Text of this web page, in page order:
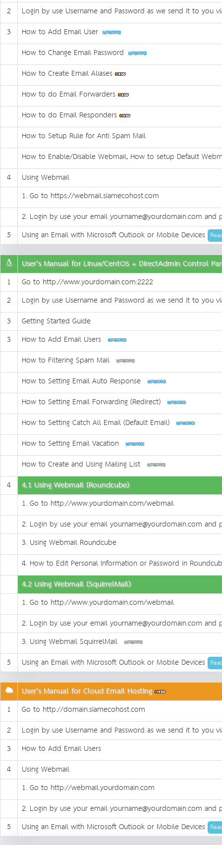
2
Login by use Username and Password as we send it to you
3
How to Add Email User
How to Change Email Password
How to Create Email Aliases
How to do Email Forwarders
How to do Email Responders
How to Setup Rule for Anti Spam Mail
How to Enable/Disable Webmail, How to setup Default
4
Using Webmail
1. Go to https://webmail.siamecohost.com
2. Login by use your email yourname@yourdomain.com
5
Using an Email with Microsoft Outlook or Mobile Devices
User's Manual for Linux/CentOS + DirectAdmin Control
1
Go to http://www.yourdomain.com:2222
2
Login by use Username and Password as we send it to you
3
Getting Started Guide
3
How to Add Email Users
How to Filtering Spam Mail
How to Setting Email Auto Response
How to Setting Email Forwarding (Redirect)
How to Setting Catch All Email (Default Email)
How to Setting Email Vacation
How to Create and Using Mailing List
4
4.1 Using Webmail (Roundcube)
1. Go to http://www.yourdomain.com/webmail
2. Login by use your email yourname@yourdomain.com
3. Using Webmail Roundcube
4. How to Edit Personal Information or Password in
4.2 Using Webmail (SquirrelMail)
1. Go to http://www.yourdomain.com/webmail
2. Login by use your email yourname@yourdomain.com
3. Using Webmail SquirrelMail
5
Using an Email with Microsoft Outlook or Mobile Devices
User's Manual for Cloud Email Hosting
1
Go to http://domain.siamecohost.com
2
Login by use Username and Password as we send it to you
3
How to Add Email Users
4
Using Webmail
1. Go to http://webmail.yourdomain.com
2. Login by use your email yourname@yourdomain.com
5
Using an Email with Microsoft Outlook or Mobile Devices